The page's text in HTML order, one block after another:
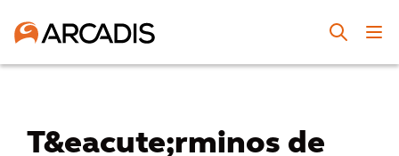
T&eacute;rminos de